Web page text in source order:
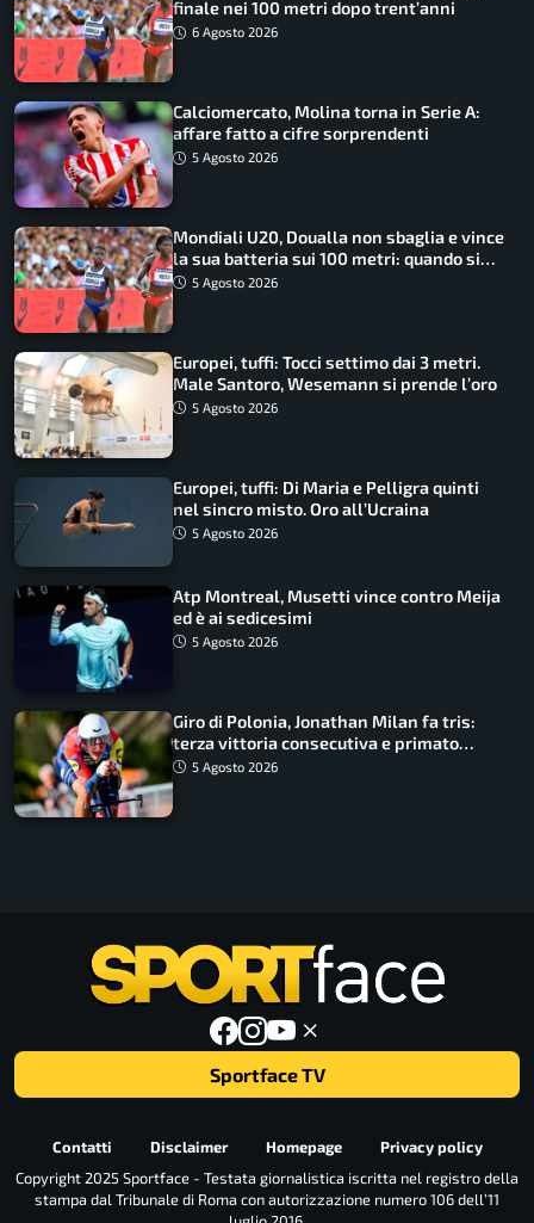
finale nei 100 metri dopo trent’anni
6 Agosto 2026
Calciomercato, Molina torna in Serie A:
affare fatto a cifre sorprendenti
5 Agosto 2026
Mondiali U20, Doualla non sbaglia e vince
la sua batteria sui 100 metri: quando si
disputano le finali
5 Agosto 2026
Europei, tuffi: Tocci settimo dai 3 metri.
Male Santoro, Wesemann si prende l’oro
5 Agosto 2026
Europei, tuffi: Di Maria e Pelligra quinti
nel sincro misto. Oro all’Ucraina
5 Agosto 2026
Atp Montreal, Musetti vince contro Meija
ed è ai sedicesimi
5 Agosto 2026
Giro di Polonia, Jonathan Milan fa tris:
terza vittoria consecutiva e primato
rafforzato
5 Agosto 2026
Sportface TV
Contatti Disclaimer Homepage
Privacy policy
Copyright 2025 Sportface - Testata giornalistica iscritta nel registro della
stampa dal Tribunale di Roma con autorizzazione numero 106 dell’11